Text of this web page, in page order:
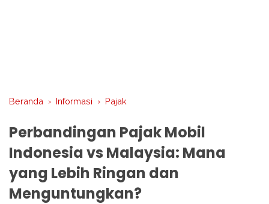
Beranda › Informasi › Pajak
Perbandingan Pajak Mobil
Indonesia vs Malaysia: Mana
yang Lebih Ringan dan
Menguntungkan?